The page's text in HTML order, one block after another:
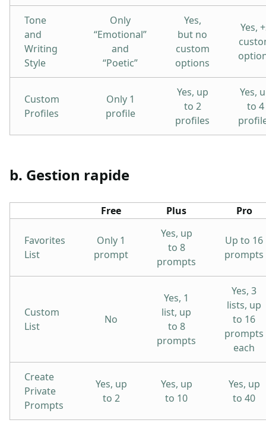
Tone
and
Writing
Style
Only
“Emotional”
and
“Poetic”
Yes,
but no
custom
options
Yes,
Custom
Profiles
Only 1
profile
Yes, up
to 2
profiles
Yes,
to 4
b. Gestion rapide
Free Plus Pro
Favorites
List
Only 1
prompt
Yes, up
to 8
prompts
Up to 16
prompts
Custom
List
No
Yes, 1
list, up
to 8
prompts
Yes, 3
lists, up
to 16
prompts
each
Create
Private
Prompts
Yes, up
to 2
Yes, up
to 10
Yes, up
to 40